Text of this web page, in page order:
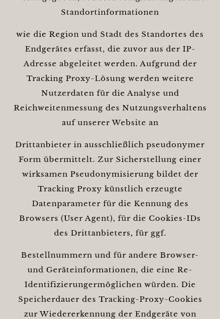
Standortinformationen
wie die Region und Stadt des Standortes des
Endgerätes erfasst, die zuvor aus der IP-
Adresse abgeleitet werden. Aufgrund der
Tracking Proxy-Lösung werden weitere
Nutzerdaten für die Analyse und
Reichweitenmessung des Nutzungsverhaltens
auf unserer Website an
Drittanbieter in ausschließlich pseudonymer
Form übermittelt. Zur Sicherstellung einer
wirksamen Pseudonymisierung bildet der
Tracking Proxy künstlich erzeugte
Datenparameter für die Kennung des
Browsers (User Agent), für die Cookies-IDs
des Drittanbieters, für ggf.
Bestellnummern und für andere Browser-
und Geräteinformationen, die eine Re-
Identifizierungermöglichen würden. Die
Speicherdauer des Tracking-Proxy-Cookies
zur Wiedererkennung der Endgeräte von